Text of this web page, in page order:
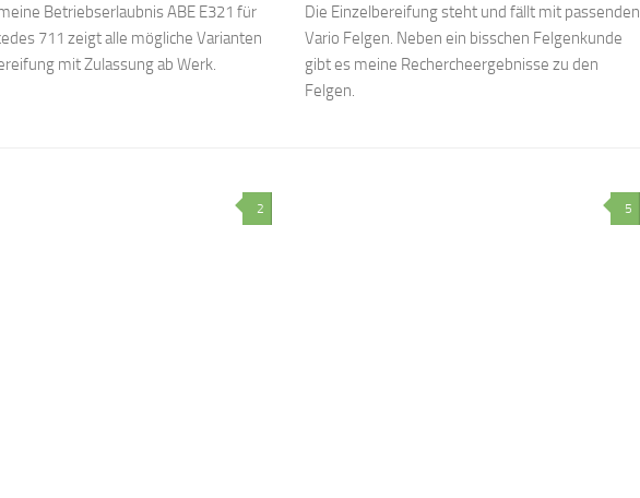
Betriebserlaubnis ABE E321 für
711 zeigt alle mögliche Varianten
mit Zulassung ab Werk.
Die Einzelbereifung steht und fällt mit passenden
Vario Felgen. Neben ein bisschen Felgenkunde
gibt es meine Rechercheergebnisse zu den
Felgen.
2 5